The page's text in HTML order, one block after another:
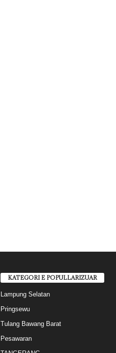
KATEGORI E POPULLARIZUAR
Lampung Selatan
Pringsewu
Tulang Bawang Barat
Pesawaran